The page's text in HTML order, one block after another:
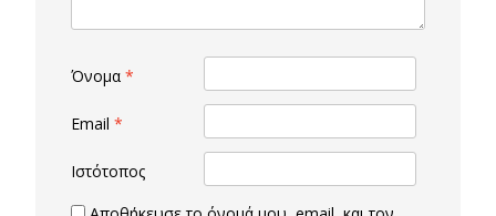
Όνομα *
Email *
Ιστότοπος